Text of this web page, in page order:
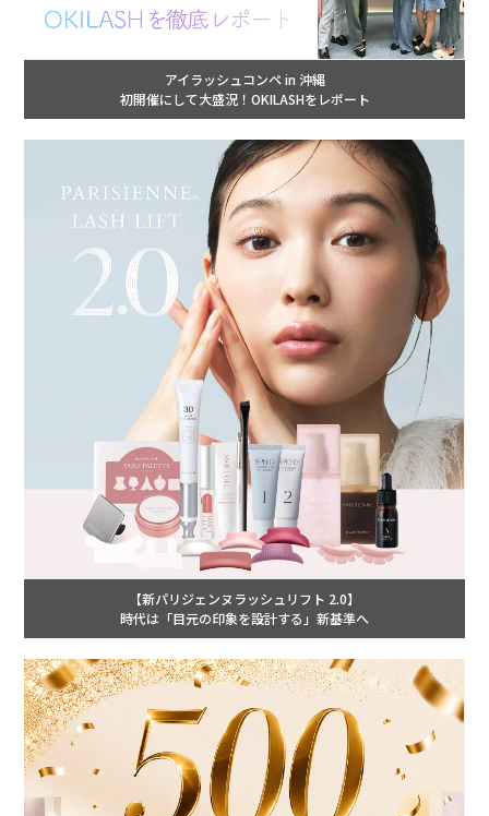
アイラッシュコンペ in 沖縄
初開催にして大盛況！OKILASHをレポート
【新パリジェンヌラッシュリフト 2.0】
時代は「目元の印象を設計する」新基準へ